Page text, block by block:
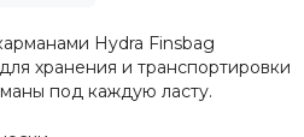
Hydra Finsbag
хранения и транспортировки
под каждую ласту.